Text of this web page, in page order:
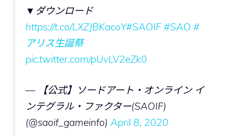
▼ダウンロード
https://t.co/LXZJBKacoY#SAOIF #SAO #
アリス生誕祭
pic.twitter.com/pUvLV2eZk0
— 【公式】ソードアート・オンライン イ
ンテグラル・ファクター(SAOIF)
(@saoif_gameinfo) April 8, 2020